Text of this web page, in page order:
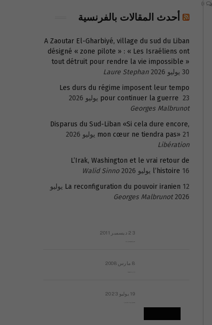
أحدث المقالات بالفرنسية
A Zaoutar El-Gharbiyé, village du sud du Liban
désigné « zone pilote » : « Les Israéliens ont
tout détruit pour rendre la vie impossible »
30 يوليو 2026
Laure Stephan
Les durs du régime imposent leur tempo
pour continuer la guerre 23 يوليو 2026
Georges Malbrunot
Disparus du Sud-Liban «Si cela dure encore,
mon cœur ne tiendra pas» 21 يوليو 2026
Libération
L’Irak, Washington et le vrai retour de
l’histoire 16 يوليو 2026
Walid Sinno
La reconfiguration du pouvoir iranien 12 يوليو
2026
Georges Malbrunot
23 ديسمبر 2011
8 مارس 2008
19 يوليو 2023